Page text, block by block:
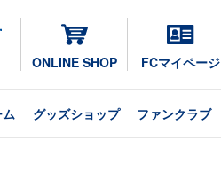
ONLINE SHOP FCマイページ
グッズショップ ファンクラブ